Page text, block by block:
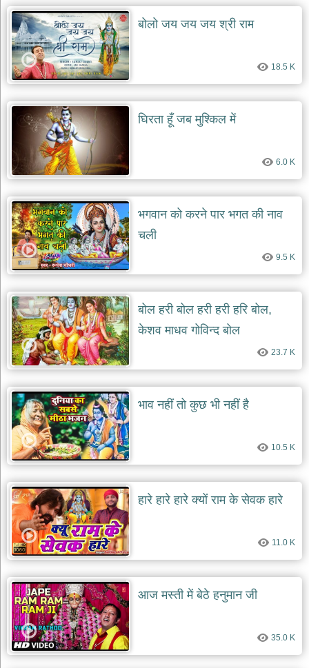
जोड़ें
add
bhajans
बोलो जय जय जय श्री राम
18.5 K
घिरता हूँ जब मुश्किल में
6.0 K
भगवान को करने पार भगत की नाव
चली
9.5 K
बोल हरी बोल हरी हरी हरि बोल,
केशव माधव गोविन्द बोल
23.7 K
भाव नहीं तो कुछ भी नहीं है
10.5 K
हारे हारे हारे क्यों राम के सेवक हारे
11.0 K
आज मस्ती में बेठे हनुमान जी
35.0 K